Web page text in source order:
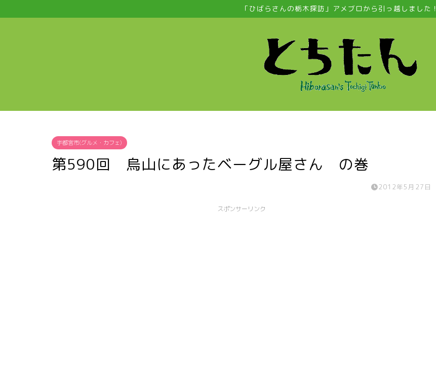
「ひばらさんの栃木探訪」アメブロから引っ越しました！
宇都宮市(グルメ・カフェ)
第590回 烏山にあったベーグル屋さん の巻
2012年5月27日
スポンサーリンク